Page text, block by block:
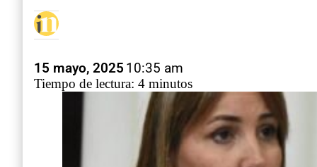
15 mayo, 2025 10:35 am
Tiempo de lectura: 4 minutos